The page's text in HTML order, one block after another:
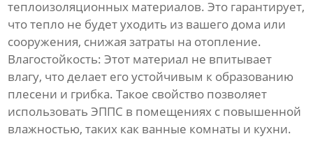
Линия по производству
трехцветных ротангов из ПЭ/
ПП
Линия по производству
прутка для 3D-принтера
Оборудование для сварки
профильных панелей
теплоизоляционных материалов. Это гарантирует,
что тепло не будет уходить из вашего дома или
сооружения, снижая затраты на отопление.
Влагостойкость: Этот материал не впитывает
влагу, что делает его устойчивым к образованию
плесени и грибка. Такое свойство позволяет
использовать ЭППС в помещениях с повышенной
влажностью, таких как ванные комнаты и кухни.